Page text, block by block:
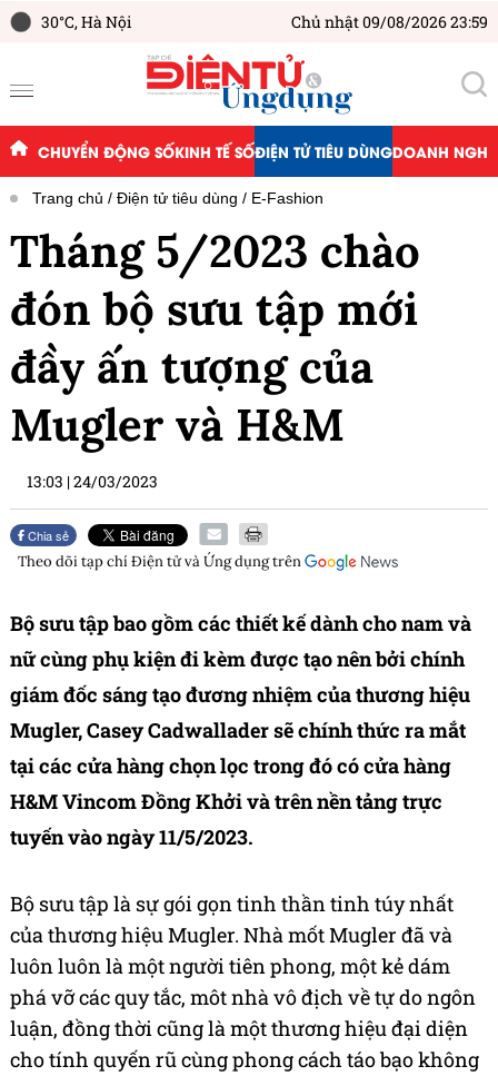
30°C,Hà Nội Chủ nhật 09/08/2026 23:59
CHUYỂN ĐỘNG SỐKINH TẾ SỐĐIỆN TỬ TIÊU DÙNGDOANH
Trang chủ Điện tử tiêu dùng E-Fashion
Tháng 5/2023 chào
đón bộ sưu tập mới
đầy ấn tượng của
Mugler và H&M
13:03 |24/03/2023
Chia sẻ
Theo dõi tạp chíĐiện tử và Ứng dụngtrên
Bộ sưu tập bao gồm các thiết kế dành cho nam và
nữ cùng phụ kiện đi kèm được tạo nên bởi chính
giám đốc sáng tạo đương nhiệm của thương hiệu
Mugler, Casey Cadwallader sẽ chính thức ra mắt
tại các cửa hàng chọn lọc trong đó có cửa hàng
H&M Vincom Đồng Khởi và trên nền tảng trực
tuyến vào ngày 11/5/2023.
Bộ sưu tập là sự gói gọn tinh thần tinh túy nhất
của thương hiệu Mugler. Nhà mốt Mugler đã và
luôn luôn là một người tiên phong, một kẻ dám
phá vỡ các quy tắc, môt nhà vô địch về tự do ngôn
luận, đồng thời cũng là một thương hiệu đại diện
cho tính quyến rũ cùng phong cách táo bạo không